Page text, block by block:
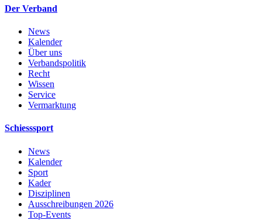
Der Verband
News
Kalender
Über uns
Verbandspolitik
Recht
Wissen
Service
Vermarktung
Schiesssport
News
Kalender
Sport
Kader
Disziplinen
Ausschreibungen 2026
Top-Events